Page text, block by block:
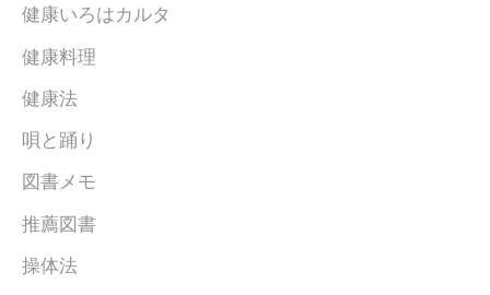
健康いろはカルタ
健康料理
健康法
唄と踊り
図書メモ
推薦図書
操体法